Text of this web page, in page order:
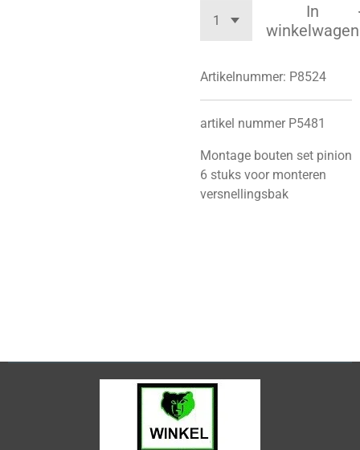
In
winkelwagen
Artikelnummer: P8524
artikel nummer P5481
Montage bouten set pinion
6 stuks voor monteren
versnellingsbak